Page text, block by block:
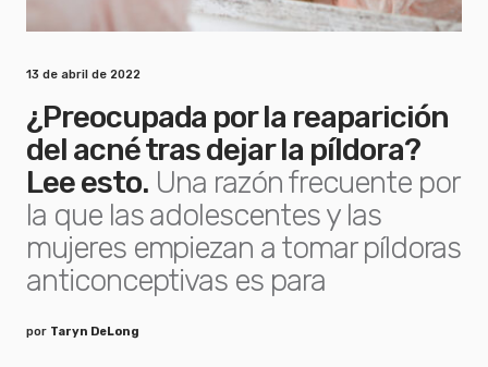
13 de abril de 2022
¿Preocupada por la reaparición
del acné tras dejar la píldora?
Lee esto. Una razón frecuente por
la que las adolescentes y las
mujeres empiezan a tomar píldoras
anticonceptivas es para
por Taryn DeLong